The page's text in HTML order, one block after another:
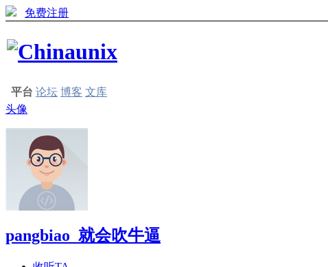
免费注册
平台 论坛 博客 文库
头像
pangbiao_就会吹牛逼